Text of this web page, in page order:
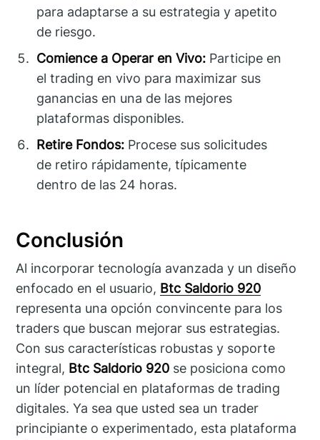
para adaptarse a su estrategia y apetito
de riesgo.
Comience a Operar en Vivo: Participe en
el trading en vivo para maximizar sus
ganancias en una de las mejores
plataformas disponibles.
Retire Fondos: Procese sus solicitudes
de retiro rápidamente, típicamente
dentro de las 24 horas.
Conclusión
Al incorporar tecnología avanzada y un diseño
enfocado en el usuario, Btc Saldorio 920
representa una opción convincente para los
traders que buscan mejorar sus estrategias.
Con sus características robustas y soporte
integral, Btc Saldorio 920 se posiciona como
un líder potencial en plataformas de trading
digitales. Ya sea que usted sea un trader
principiante o experimentado, esta plataforma